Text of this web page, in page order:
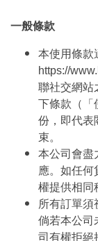
一般條款
本使用條款
https://
聯社交網站
下條款（「
份，即代表
束。
本公司會盡
應。如任何
權提供相同
所有訂單須
倘若本公司
司有權拒絕